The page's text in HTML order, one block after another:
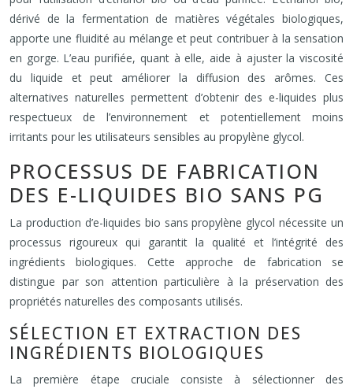
dérivé de la fermentation de matières végétales biologiques,
apporte une fluidité au mélange et peut contribuer à la sensation
en gorge. L’eau purifiée, quant à elle, aide à ajuster la viscosité
du liquide et peut améliorer la diffusion des arômes. Ces
alternatives naturelles permettent d’obtenir des e-liquides plus
respectueux de l’environnement et potentiellement moins
irritants pour les utilisateurs sensibles au propylène glycol.
PROCESSUS DE FABRICATION
DES E-LIQUIDES BIO SANS PG
La production d’e-liquides bio sans propylène glycol nécessite un
processus rigoureux qui garantit la qualité et l’intégrité des
ingrédients biologiques. Cette approche de fabrication se
distingue par son attention particulière à la préservation des
propriétés naturelles des composants utilisés.
SÉLECTION ET EXTRACTION DES
INGRÉDIENTS BIOLOGIQUES
La première étape cruciale consiste à sélectionner des